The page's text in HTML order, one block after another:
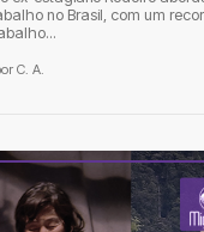
no Brasil, com um
C. A.